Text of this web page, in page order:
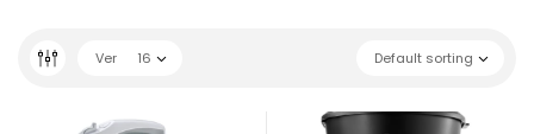
Default sorting
Ver 16